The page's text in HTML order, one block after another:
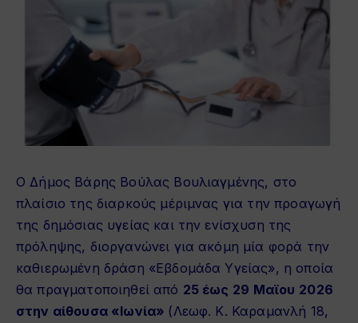
Ο Δήμος Βάρης Βούλας Βουλιαγμένης, στο
πλαίσιο της διαρκούς μέριμνας για την προαγωγή
της δημόσιας υγείας και την ενίσχυση της
πρόληψης, διοργανώνει για ακόμη μία φορά την
καθιερωμένη δράση «Εβδομάδα Υγείας», η οποία
θα πραγματοποιηθεί από 25 έως 29 Μαϊου 2026
στην αίθουσα «Ιωνία» (Λεωφ. Κ. Καραμανλή 18,